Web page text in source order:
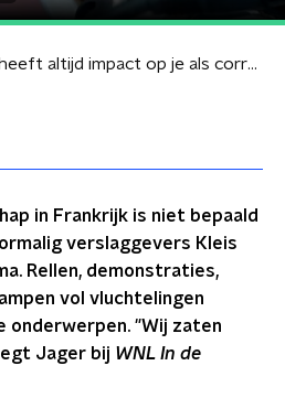
Een aanslag heeft altijd impact op je als correspondent: 'Je wordt daar continu aan herinnerd'
in Frankrijk is niet bepaald
verslaggevers Kleis
Rellen, demonstraties,
vol vluchtelingen
onderwerpen. "Wij zaten
Jager bij WNL In de